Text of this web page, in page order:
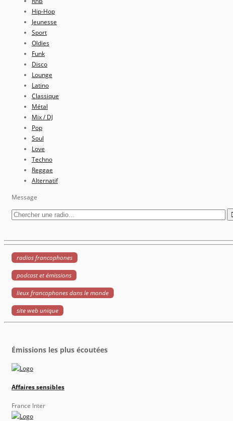
Hip-Hop
Jeunesse
Sport
Oldies
Funk
Disco
Lounge
Latino
Classique
Métal
Mix / DJ
Pop
Soul
Love
Techno
Reggae
Alternatif
Message
radios francophones
podcast et émissions
lieux francophones dans le monde
site web unique
Émissions les plus écoutées
Affaires sensibles
France Inter